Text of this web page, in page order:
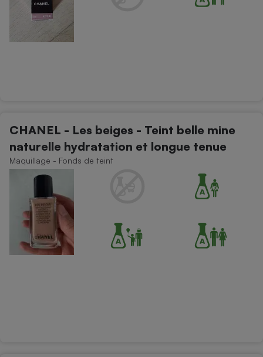
CHANEL - Les beiges - Teint belle mine
naturelle hydratation et longue tenue
Maquillage - Fonds de teint